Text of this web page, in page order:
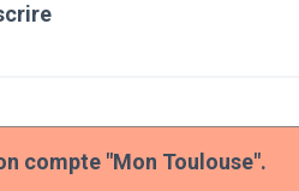
compte "Mon Toulouse".